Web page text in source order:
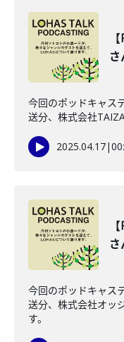
さ
今回のポッドキャス
送分、株式会社
2025.04.17|
さ
今回のポッドキャス
送分、株式会社オッ
す。